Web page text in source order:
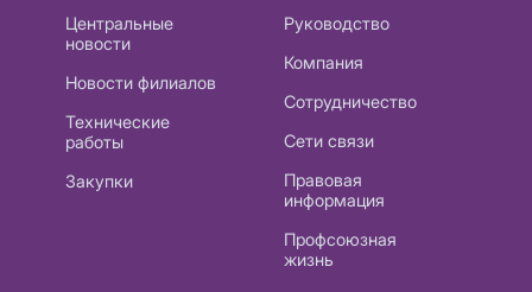
Центральные
новости
Новости филиалов
Технические
работы
Закупки
Руководство
Компания
Сотрудничество
Сети связи
Правовая
информация
Профсоюзная
жизнь